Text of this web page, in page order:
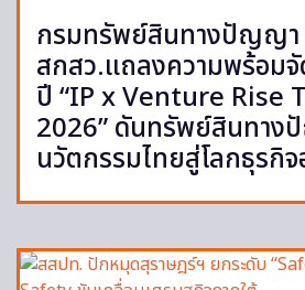
กรมทรัพย์สินทางปัญญา
สกสว.แถลงความพร้อม
ปี “IP x Venture Rise
2026” ดันทรัพย์สินทาง
นวัตกรรมไทยสู่โลกธุรกิ